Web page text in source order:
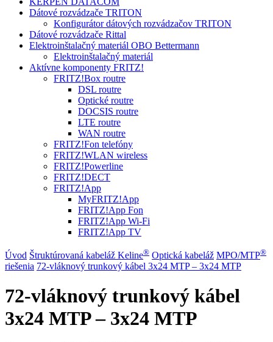
Dátové rozvádzače TRITON
Konfigurátor dátových rozvádzačov TRITON
Dátové rozvádzače Rittal
Elektroinštalačný materiál OBO Bettermann
Elektroinštalačný materiál
Aktívne komponenty FRITZ!
FRITZ!Box routre
DSL routre
Optické routre
DOCSIS routre
LTE routre
WAN routre
FRITZ!Fon telefóny
FRITZ!WLAN wireless
FRITZ!Powerline
FRITZ!DECT
FRITZ!App
MyFRITZ!App
FRITZ!App Fon
FRITZ!App Wi-Fi
FRITZ!App TV
Úvod Štruktúrovaná kabeláž Keline® Optická kabeláž MPO/MTP®
riešenia 72-vláknový trunkový kábel 3x24 MTP – 3x24 MTP
72-vláknový trunkový kábel
3x24 MTP – 3x24 MTP